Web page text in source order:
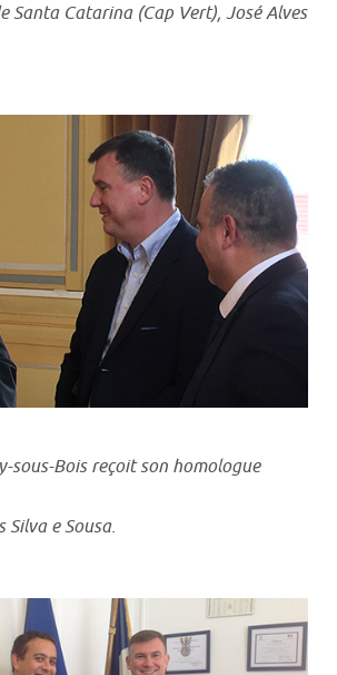
Santa Catarina (Cap Vert), José Alves
sous-Bois reçoit son homologue
Silva e Sousa.